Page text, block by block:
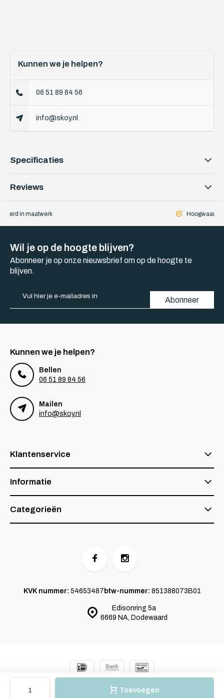
Toevoegen
Kunnen we je helpen?
06 51 89 84 56
info@skoy.nl
Specificaties
Reviews
in maatwerk
Wil je op de hoogte blijven?
Abonneer je op onze nieuwsbrief om op de hoogte te
blijven.
Abonneer
Kunnen we je helpen?
Bellen
06 51 89 84 56
Mailen
info@skoy.nl
Klantenservice
Informatie
Categorieën
Edisonring 5a
6669 NA, Dodewaard
KVK nummer: 54653487 btw-nummer: 851388073B01
© 2024 SKOY